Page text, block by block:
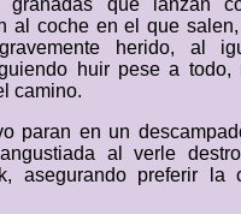
granadas que lanzan
al coche en el que
herido, al
huir pese a todo,
camino.
paran en un
al verle
asegurando preferir la